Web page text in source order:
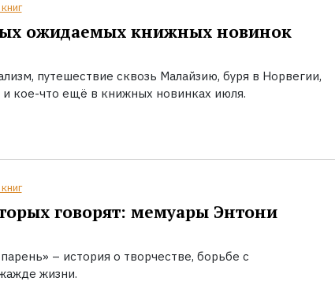
ожидаемых книжных новинок
путешествие сквозь Малайзию, буря в Норвегии,
и кое-что ещё в книжных новинках июля.
говорят: мемуары Энтони
– история о творчестве, борьбе с
жизни.